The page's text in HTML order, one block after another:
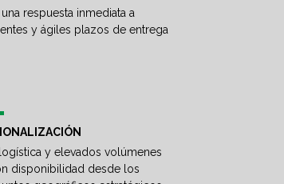
respuesta inmediata a
y ágiles plazos de entrega
y elevados volúmenes
disponibilidad desde los